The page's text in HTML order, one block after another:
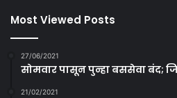
Most Viewed Posts
27/06/2021
सोमवार पासून पुन्हा बससेवा बंद;
21/02/2021